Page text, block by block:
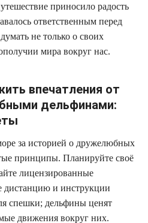
приносило радость
ответственным перед
не только о своих
мира вокруг нас.
впечатления от
дельфинами:
за историей о дружелюбных
принципы. Планируйте своё
лицензированные
дистанцию и инструкции
спешки; дельфины ценят
движения вокруг них.